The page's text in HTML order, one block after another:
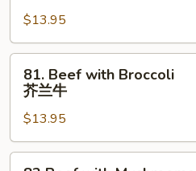
Chinese
Vegetables
白
$13.95
Beef
with
Broccoli
芥
兰
81. Beef with Broccoli
芥兰牛
$13.95